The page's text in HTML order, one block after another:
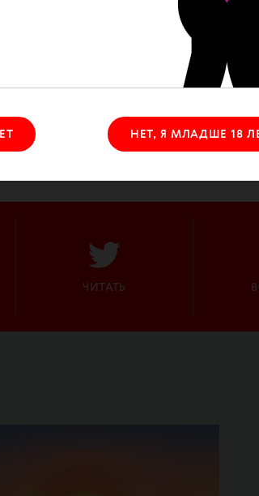
НЕТ, Я МЛАДШЕ 18
ЧИТАТЬ